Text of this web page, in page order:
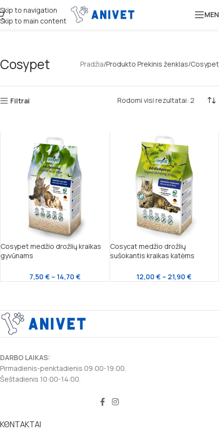
Skip to navigation
Skip to main content
Cosypet Pradžia Produkto Prekinis ženklas Cosypet
Filtrai Rodomi visi rezultatai: 2
Cosypet medžio drožlių kraikas
gyvūnams
7,50 € – 14,70 €
Cosycat medžio drožlių
sušokantis kraikas katėms
12,00€ – 21,90€
DARBO LAIKAS:
Pirmadienis-penktadienis 09:00-19:00.
Šeštadienis 10:00-14:00.
KONTAKTAI